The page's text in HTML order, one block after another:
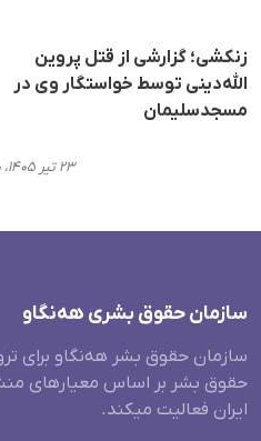
زنکشی؛ گزارشی از قتل پروین
الله‌دینی توسط خواستگار وی در
مسجدسلیمان
۲۳ تیر ۱۴۰۵، ۲۱:۵۰
سازمان حقوق بشری هەنگاو
سازمان حقوق بشر هه‌نگاو برای
حقوق بشر بر اساس معیارهای
ایران فعالیت میکند.